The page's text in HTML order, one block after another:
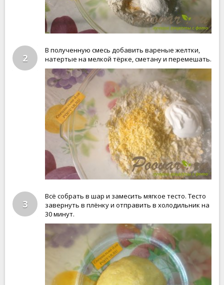
2
В полученную смесь добавить вареные желтки,
натертые на мелкой тёрке, сметану и перемешать.
3
Всё собрать в шар и замесить мягкое тесто. Тесто
завернуть в плёнку и отправить в холодильник на
30 минут.